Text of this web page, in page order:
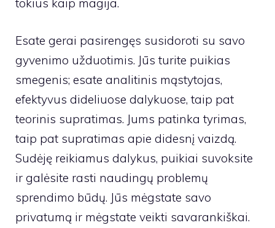
tokius kaip magija.
Esate gerai pasirengęs susidoroti su savo
gyvenimo užduotimis. Jūs turite puikias
smegenis; esate analitinis mąstytojas,
efektyvus dideliuose dalykuose, taip pat
teorinis supratimas. Jums patinka tyrimas,
taip pat supratimas apie didesnį vaizdą.
Sudėję reikiamus dalykus, puikiai suvoksite
ir galėsite rasti naudingų problemų
sprendimo būdų. Jūs mėgstate savo
privatumą ir mėgstate veikti savarankiškai.